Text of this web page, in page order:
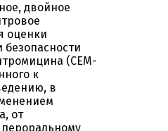
двойное
оценки
(CEM-
к
в
от